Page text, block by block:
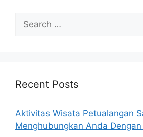
Search
for:
Recent Posts
Aktivitas Wisata Petualangan
Menghubungkan Anda